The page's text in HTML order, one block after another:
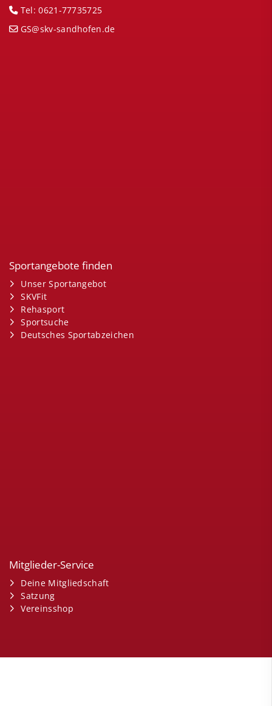
Tel: 0621-77735725
GS@skv-sandhofen.de
Sportangebote finden
Unser Sportangebot
SKVFit
Rehasport
Sportsuche
Deutsches Sportabzeichen
Mitglieder-Service
Deine Mitgliedschaft
Satzung
Vereinsshop